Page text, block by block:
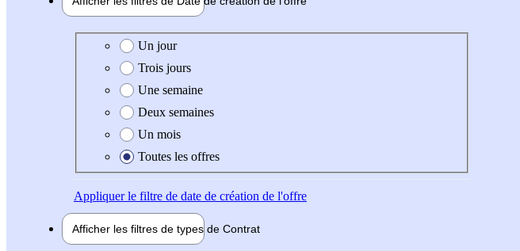
Date de création de l'offre
Un jour
Trois jours
Une semaine
Deux semaines
Un mois
Toutes les offres
Appliquerle filtre de date de création de l'offre
Afficher les filtres de types de Contrat